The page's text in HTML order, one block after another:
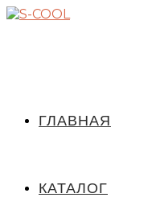
ГЛАВНАЯ
КАТАЛОГ